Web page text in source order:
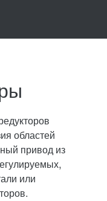
областей
привод из
или